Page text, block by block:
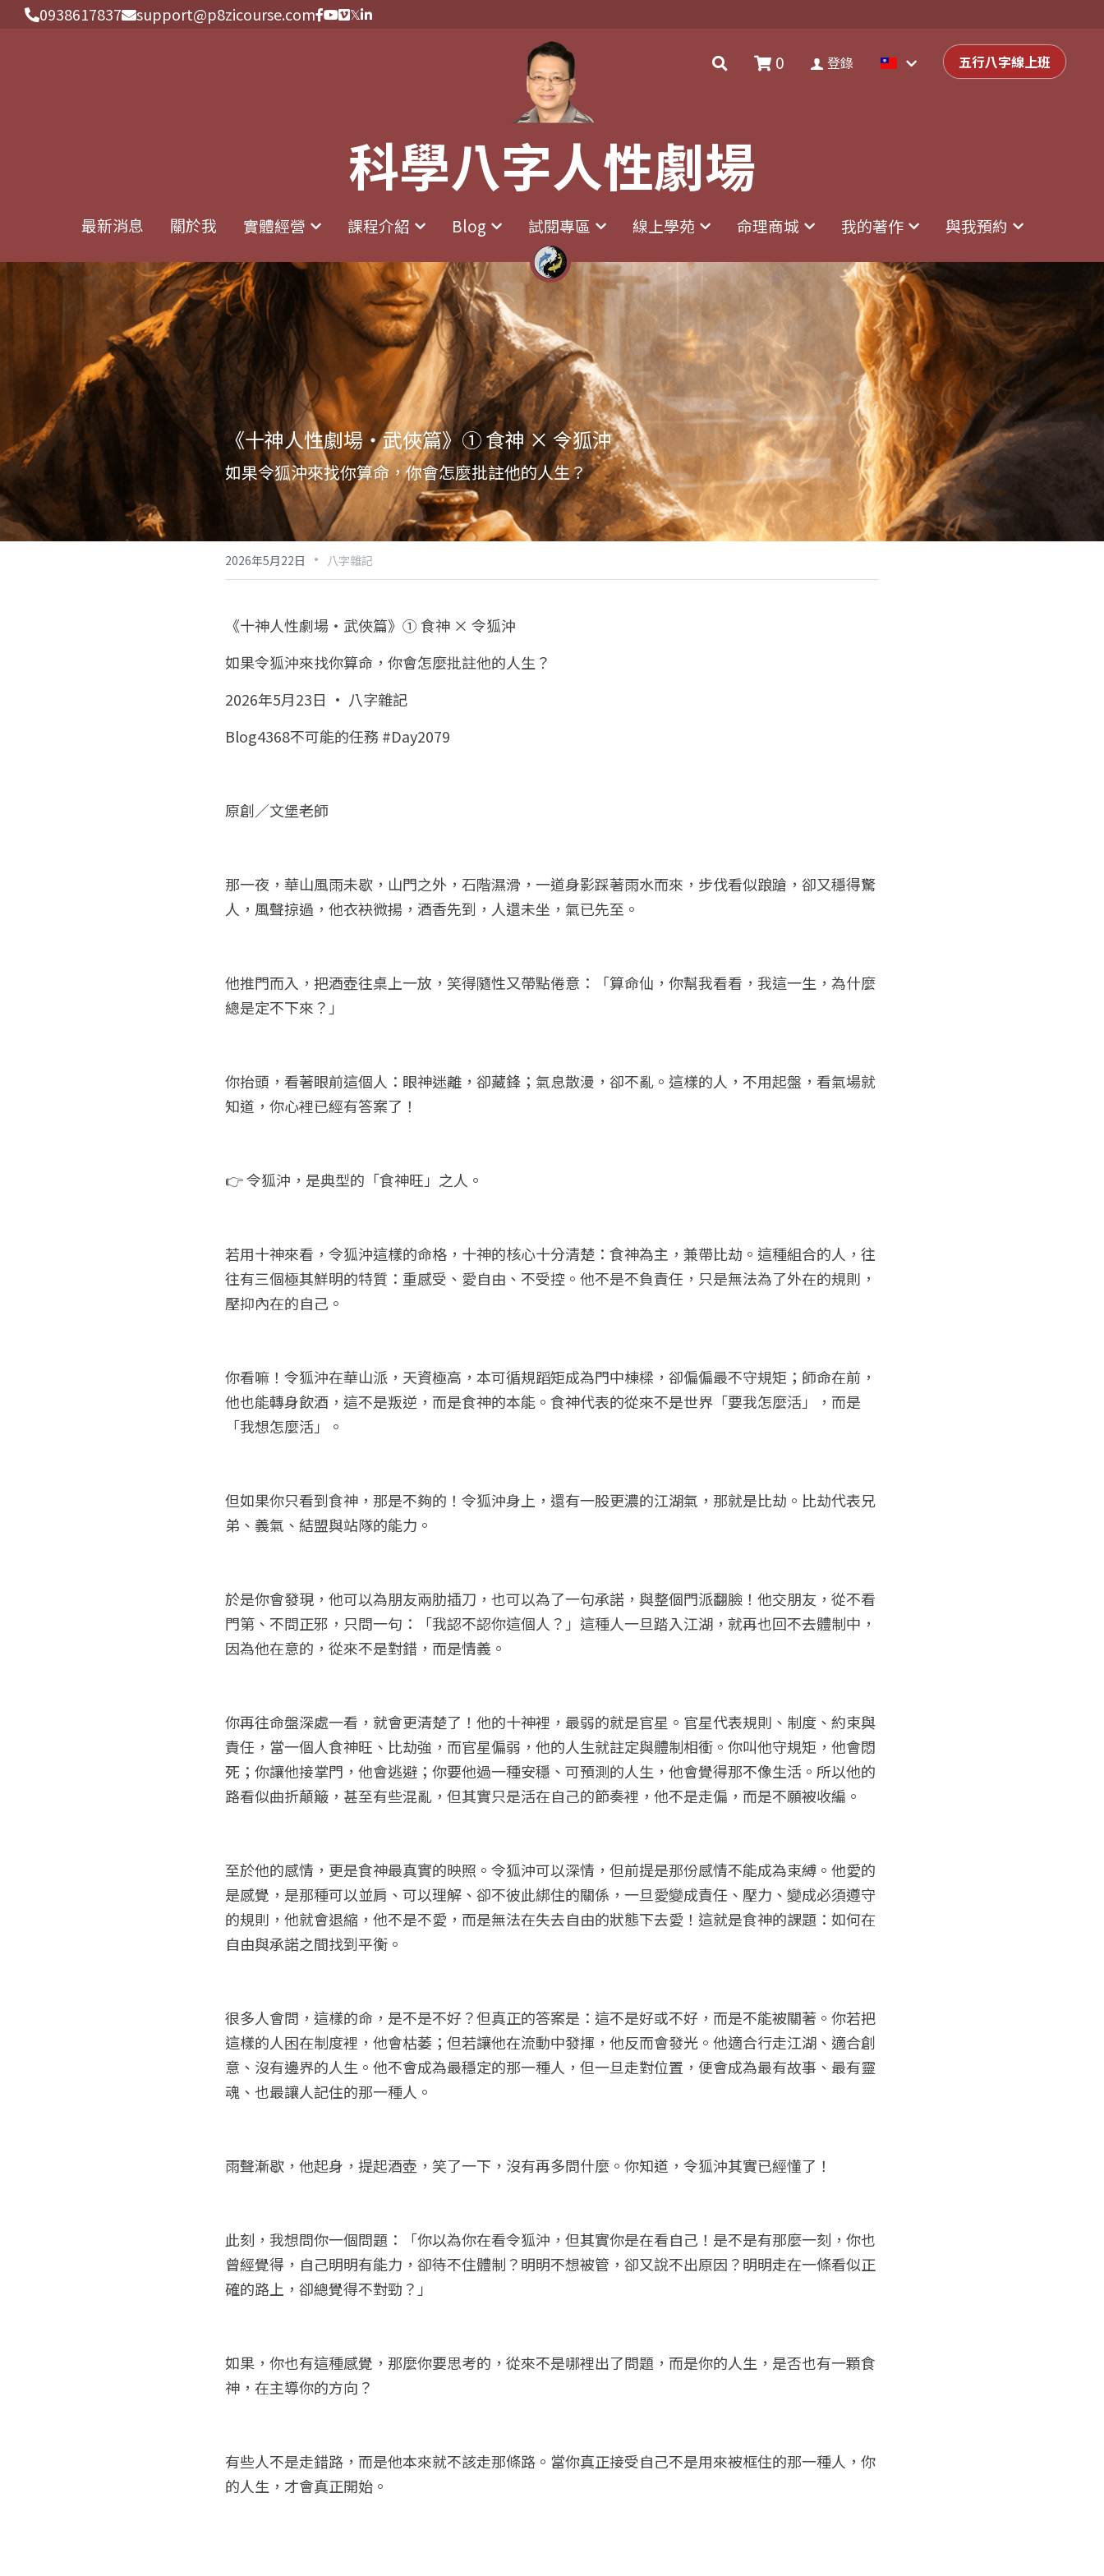
0938617837 support@p8zicourse.com
科學八字人性劇場
最新消息 關於我 實體經營 課程介紹 Blog 試閱專區 線上學苑 命理商城 我的著作 與我預約
0 登錄 五行八字線上班
0938617837 support@p8zicourse.com
科學八字人性劇場
最新消息 關於我 實體經營 課程介紹 Blog 試閱專區 線上學苑 命理商城 我的著作 與我預約
0 登錄 五行八字線上班
《十神人性劇場・武俠篇》① 食神 × 令狐沖
如果令狐沖來找你算命，你會怎麼批註他的人生？
2026年5月22日 · 八字雜記
《十神人性劇場・武俠篇》① 食神 × 令狐沖
如果令狐沖來找你算命，你會怎麼批註他的人生？
2026年5月23日 · 八字雜記
Blog4368不可能的任務 #Day2079
原創／文堡老師
那一夜，華山風雨未歇，山門之外，石階濕滑，一道身影踩著雨水而來，步伐看似踉蹌，卻又穩得驚
人，風聲掠過，他衣袂微揚，酒香先到，人還未坐，氣已先至。
他推門而入，把酒壺往桌上一放，笑得隨性又帶點倦意：「算命仙，你幫我看看，我這一生，為什麼
總是定不下來？」
你抬頭，看著眼前這個人：眼神迷離，卻藏鋒；氣息散漫，卻不亂。這樣的人，不用起盤，看氣場就
知道，你心裡已經有答案了！
👉 令狐沖，是典型的「食神旺」之人。
若用十神來看，令狐沖這樣的命格，十神的核心十分清楚：食神為主，兼帶比劫。這種組合的人，往
往有三個極其鮮明的特質：重感受、愛自由、不受控。他不是不負責任，只是無法為了外在的規則，
壓抑內在的自己。
你看嘛！令狐沖在華山派，天資極高，本可循規蹈矩成為門中棟樑，卻偏偏最不守規矩；師命在前，
他也能轉身飲酒，這不是叛逆，而是食神的本能。食神代表的從來不是世界「要我怎麼活」，而是
「我想怎麼活」。
但如果你只看到食神，那是不夠的！令狐沖身上，還有一股更濃的江湖氣，那就是比劫。比劫代表兄
弟、義氣、結盟與站隊的能力。
於是你會發現，他可以為朋友兩肋插刀，也可以為了一句承諾，與整個門派翻臉！他交朋友，從不看
門第、不問正邪，只問一句：「我認不認你這個人？」這種人一旦踏入江湖，就再也回不去體制中，
因為他在意的，從來不是對錯，而是情義。
你再往命盤深處一看，就會更清楚了！他的十神裡，最弱的就是官星。官星代表規則、制度、約束與
責任，當一個人食神旺、比劫強，而官星偏弱，他的人生就註定與體制相衝。你叫他守規矩，他會悶
死；你讓他接掌門，他會逃避；你要他過一種安穩、可預測的人生，他會覺得那不像生活。所以他的
路看似曲折顛簸，甚至有些混亂，但其實只是活在自己的節奏裡，他不是走偏，而是不願被收編。
至於他的感情，更是食神最真實的映照。令狐沖可以深情，但前提是那份感情不能成為束縛。他愛的
是感覺，是那種可以並肩、可以理解、卻不彼此綁住的關係，一旦愛變成責任、壓力、變成必須遵守
的規則，他就會退縮，他不是不愛，而是無法在失去自由的狀態下去愛！這就是食神的課題：如何在
自由與承諾之間找到平衡。
很多人會問，這樣的命，是不是不好？但真正的答案是：這不是好或不好，而是不能被關著。你若把
這樣的人困在制度裡，他會枯萎；但若讓他在流動中發揮，他反而會發光。他適合行走江湖、適合創
意、沒有邊界的人生。他不會成為最穩定的那一種人，但一旦走對位置，便會成為最有故事、最有靈
魂、也最讓人記住的那一種人。
雨聲漸歇，他起身，提起酒壺，笑了一下，沒有再多問什麼。你知道，令狐沖其實已經懂了！
此刻，我想問你一個問題：「你以為你在看令狐沖，但其實你是在看自己！是不是有那麼一刻，你也
曾經覺得，自己明明有能力，卻待不住體制？明明不想被管，卻又說不出原因？明明走在一條看似正
確的路上，卻總覺得不對勁？」
如果，你也有這種感覺，那麼你要思考的，從來不是哪裡出了問題，而是你的人生，是否也有一顆食
神，在主導你的方向？
有些人不是走錯路，而是他本來就不該走那條路。當你真正接受自己不是用來被框住的那一種人，你
的人生，才會真正開始。